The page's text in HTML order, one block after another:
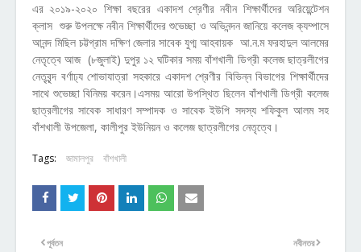
এর ২০১৯-২০২০ শিক্ষা বছরের একাদশ শ্রেণীর নবীন শিক্ষার্থীদের অরিয়েন্টেশন
ক্লাস শুরু উপলক্ষে নবীন শিক্ষার্থীদের শুভেচ্ছা ও অভিনন্দন জানিয়ে কলেজ ক্যম্পাসে
আনন্দ মিছিল চট্টগ্রাম দক্ষিণ জেলার সাবেক যুগ্ম আহবায়ক আ.ন.ম ফরহাদুল আলমের
নেতৃত্বে আজ (৮জুলাই) দুপুর ১২ ঘটিকার সময় বাঁশখালী ডিগ্রী কলেজ ছাত্রলীগের
নেতৃবৃন্দ বর্ণাঢ্য শোভাযাত্রা সহকারে একাদশ শ্রেণীর বিভিন্ন বিভাগের শিক্ষার্থীদের
সাথে শুভেচ্ছা বিনিময় করেন।এসময় আরো উপস্থিত ছিলেন বাঁশখালী ডিগ্রী কলেজ
ছাত্রলীগের সাবেক সাধারণ সম্পাদক ও সাবেক ইউপি সদস্য শফিকুল আলম সহ
বাঁশখালী উপজেলা, কালীপুর ইউনিয়ন ও কলেজ ছাত্রলীগের নেতৃত্বে।
Tags: জামালপুর বাঁশখালী
নবীনতর
পূর্বতন